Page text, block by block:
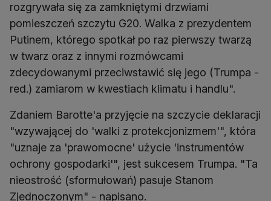
rozgrywała się za zamkniętymi drzwiami
pomieszczeń szczytu G20. Walka z prezydentem
Putinem, którego spotkał po raz pierwszy twarzą
w twarz oraz z innymi rozmówcami
zdecydowanymi przeciwstawić się jego (Trumpa -
red.) zamiarom w kwestiach klimatu i handlu".
Zdaniem Barotte'a przyjęcie na szczycie deklaracji
"wzywającej do 'walki z protekcjonizmem'", która
"uznaje za 'prawomocne' użycie 'instrumentów
ochrony gospodarki'", jest sukcesem Trumpa. "Ta
nieostrość (sformułowań) pasuje Stanom
Zjednoczonym" - napisano.